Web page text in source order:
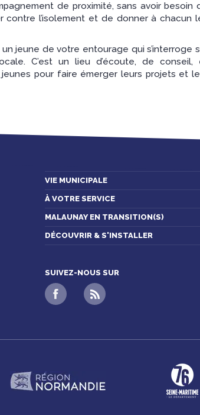
de proximité, sans avoir besoin
l’isolement et de donner à chacun
jeune de votre entourage qui s’interroge
C’est un lieu d’écoute, de conseil,
pour faire émerger leurs projets et
VIE MUNICIPALE
À VOTRE SERVICE
MALAUNAY EN TRANSITION(S)
DÉCOUVRIR & S'INSTALLER
SUIVEZ-NOUS SUR